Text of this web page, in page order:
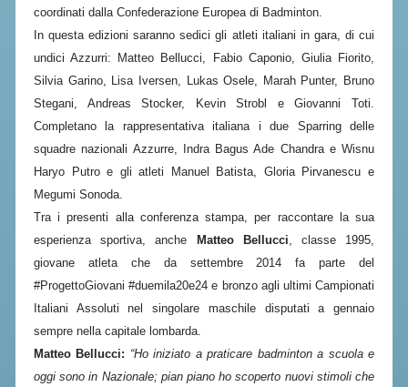
coordinati dalla Confederazione Europea di Badminton.
In questa edizioni saranno sedici gli atleti italiani in gara, di cui
undici Azzurri: Matteo Bellucci, Fabio Caponio, Giulia Fiorito,
Silvia Garino, Lisa Iversen, Lukas Osele, Marah Punter, Bruno
Stegani, Andreas Stocker, Kevin Strobl e Giovanni Toti.
Completano la rappresentativa italiana i due Sparring delle
squadre nazionali Azzurre, Indra Bagus Ade Chandra e Wisnu
Haryo Putro e gli atleti Manuel Batista, Gloria Pirvanescu e
Megumi Sonoda.
Tra i presenti alla conferenza stampa, per raccontare la sua
esperienza sportiva, anche Matteo Bellucci , classe 1995,
giovane atleta che da settembre 2014 fa parte del
#ProgettoGiovani #duemila20e24 e bronzo agli ultimi Campionati
Italiani Assoluti nel singolare maschile disputati a gennaio
sempre nella capitale lombarda.
Matteo Bellucci: “Ho iniziato a praticare badminton a scuola e
oggi sono in Nazionale; pian piano ho scoperto nuovi stimoli che
TESSERAMENTO
REGOLAMENTI
GARE
STAFF TECNICO
CLASSIFICHE 2016-2023
ATLETI D'INTERESSE NAZIONALE
PROMOZIONE
NUOVI GIOCHI DELLA GIOVENTÙ
PROGETTO SHUTTLE TIME
TROFEO CONI